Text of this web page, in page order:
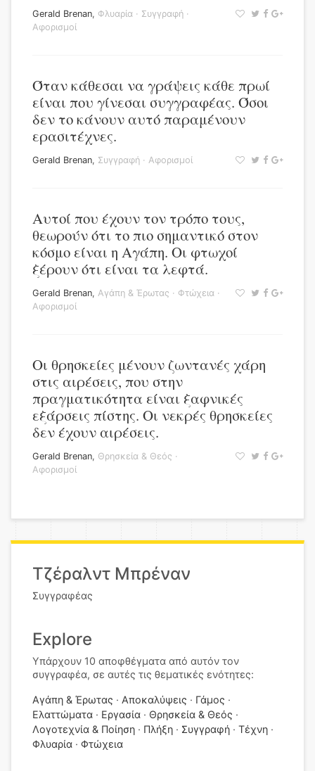
Gerald Brenan, Φλυαρία · Συγγραφή ·
Αφορισμοί
Όταν κάθεσαι να γράψεις κάθε πρωί
είναι που γίνεσαι συγγραφέας. Όσοι
δεν το κάνουν αυτό παραμένουν
ερασιτέχνες.
Gerald Brenan, Συγγραφή · Αφορισμοί
Αυτοί που έχουν τον τρόπο τους,
θεωρούν ότι το πιο σημαντικό στον
κόσμο είναι η Αγάπη. Οι φτωχοί
ξέρουν ότι είναι τα λεφτά.
Gerald Brenan, Αγάπη & Έρωτας · Φτώχεια ·
Αφορισμοί
Οι θρησκείες μένουν ζωντανές χάρη
στις αιρέσεις, που στην
πραγματικότητα είναι ξαφνικές
εξάρσεις πίστης. Οι νεκρές θρησκείες
δεν έχουν αιρέσεις.
Gerald Brenan, Θρησκεία & Θεός ·
Αφορισμοί
Τζέραλντ Μπρέναν
Συγγραφέας
Explore
Υπάρχουν 10 αποφθέγματα από αυτόν τον
συγγραφέα, σε αυτές τις θεματικές ενότητες:
Αγάπη & Έρωτας Αποκαλύψεις
Γάμος
Ελαττώματα
Εργασία
Θρησκεία & Θεός
Λογοτεχνία & Ποίηση
Πλήξη Συγγραφή
Τέχνη
Φλυαρία
Φτώχεια